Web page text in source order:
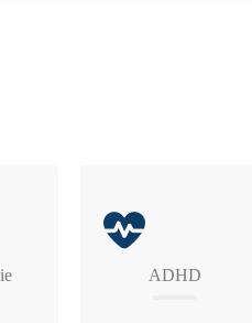
ADHD